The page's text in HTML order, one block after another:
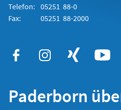
Telefon: 05251 88-0
Fax:
05251 88-2000
Paderborn